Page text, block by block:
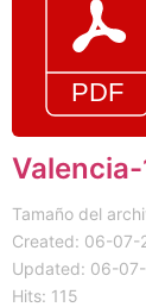
Tamaño del
Created: 06-07-
Updated: 06-
Hits: 115